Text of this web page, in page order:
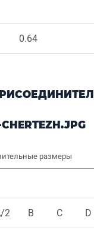
0.64
размеры
2 B C D